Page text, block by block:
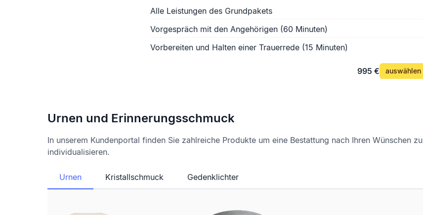
Alle Leistungen des Grundpakets
Vorgespräch mit den Angehörigen (60 Minuten)
Vorbereiten und Halten einer Trauerrede (15 Minuten)
995 € auswählen
Urnen und Erinnerungsschmuck
In unserem Kundenportal finden Sie zahlreiche Produkte um eine Bestattung nach Ihren Wünschen zu
individualisieren.
Urnen Kristallschmuck Gedenklichter